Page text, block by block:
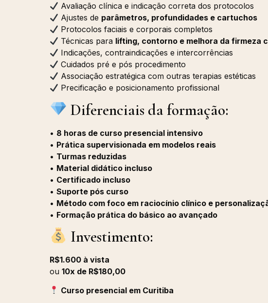
Avaliação clínica e indicação correta dos protocolos
Ajustes de parâmetros, profundidades e cartuchos
Protocolos faciais e corporais completos
Técnicas para lifting, contorno e melhora da firmeza
Indicações, contraindicações e intercorrências
Cuidados pré e pós procedimento
Associação estratégica com outras terapias estéticas
Precificação e posicionamento profissional
Diferenciais da formação:
• 8 horas de curso presencial intensivo
• Prática supervisionada em modelos reais
• Turmas reduzidas
• Material didático incluso
• Certificado incluso
• Suporte pós curso
• Método com foco em raciocínio clínico e
• Formação prática do básico ao avançado
Investimento:
R$1.600 à vista
ou 10x de R$180,00
Curso presencial em Curitiba